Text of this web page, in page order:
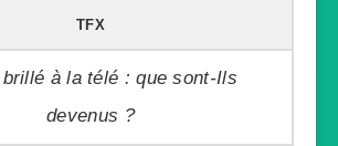
TFX
à la télé : que sont-Ils
devenus ?